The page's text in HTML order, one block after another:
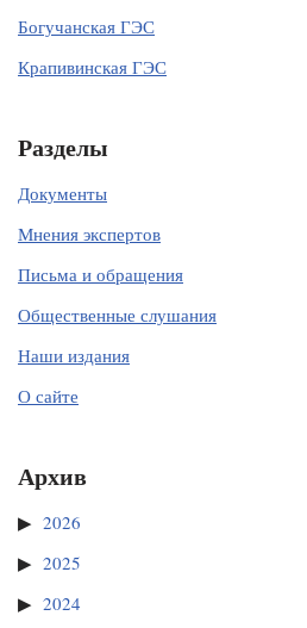
Богучанская ГЭС
Крапивинская ГЭС
Разделы
Документы
Мнения экспертов
Письма и обращения
Общественные слушания
Наши издания
О сайте
Архив
2026
2025
2024